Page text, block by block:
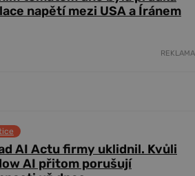
napětí mezi USA a Íránem
REKLAMA
AI Actu firmy uklidnil. Kvůli
AI přitom porušují